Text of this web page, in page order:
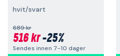
hvit/svart
689 kr
516 kr-25%
Sendes innen 7-10 dager